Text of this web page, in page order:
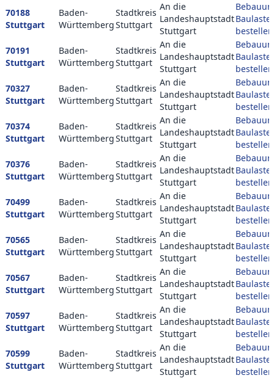
70188
Stuttgart
Baden-
Württemberg
Stadtkreis
Stuttgart
An die
Landeshauptstadt
Stuttgart
bestellen
70191
Stuttgart
Baden-
Württemberg
Stadtkreis
Stuttgart
An die
Landeshauptstadt
Stuttgart
bestellen
70327
Stuttgart
Baden-
Württemberg
Stadtkreis
Stuttgart
An die
Landeshauptstadt
Stuttgart
bestellen
70374
Stuttgart
Baden-
Württemberg
Stadtkreis
Stuttgart
An die
Landeshauptstadt
Stuttgart
bestellen
70376
Stuttgart
Baden-
Württemberg
Stadtkreis
Stuttgart
An die
Landeshauptstadt
Stuttgart
bestellen
70499
Stuttgart
Baden-
Württemberg
Stadtkreis
Stuttgart
An die
Landeshauptstadt
Stuttgart
bestellen
70565
Stuttgart
Baden-
Württemberg
Stadtkreis
Stuttgart
An die
Landeshauptstadt
Stuttgart
bestellen
70567
Stuttgart
Baden-
Württemberg
Stadtkreis
Stuttgart
An die
Landeshauptstadt
Stuttgart
bestellen
70597
Stuttgart
Baden-
Württemberg
Stadtkreis
Stuttgart
An die
Landeshauptstadt
Stuttgart
bestellen
70599
Stuttgart
Baden-
Württemberg
Stadtkreis
Stuttgart
An die
Landeshauptstadt
Stuttgart
bestellen